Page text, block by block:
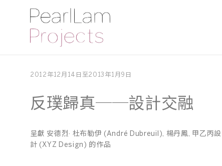
2012年12月14日至2013年1月9日
反璞歸真──設計交融
呈獻 安德烈· 杜布勒伊 (André Dubreuil), 楊丹鳳, 甲乙丙設
計 (XYZ Design) 的作品